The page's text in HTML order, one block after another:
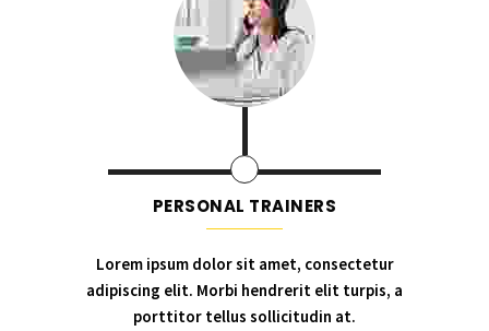
PERSONAL TRAINERS
Lorem ipsum dolor sit amet, consectetur
adipiscing elit. Morbi hendrerit elit turpis, a
porttitor tellus sollicitudin at.